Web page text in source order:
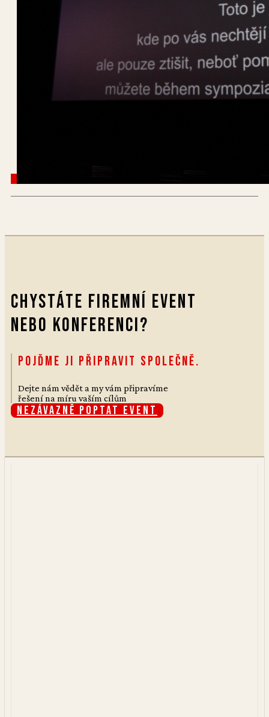
Chystáte firemní event
nebo konferenci?
Pojďme ji připravit společně.
Dejte nám vědět a my vám připravíme
řešení na míru vaším cílům
Nezávazně poptat event